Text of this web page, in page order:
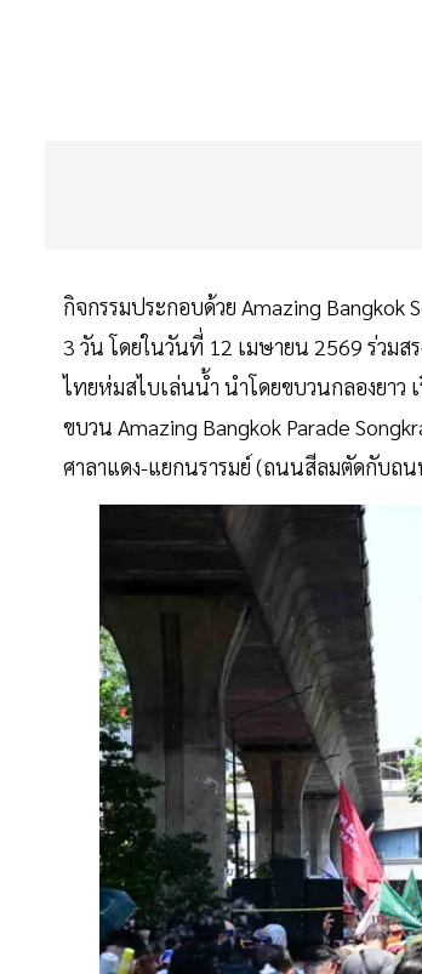
กิจกรรมประกอบด้วย Amazing
3 วัน โดยในวันที่ 12 เมษายน 2569 ร่วม
ไทยห่มสไบเล่นน้ำ นำโดยขบวนกลองยาว
ขบวน Amazing Bangkok Parade
ศาลาแดง-แยกนรารมย์ (ถนนสีลมตัดกับถน